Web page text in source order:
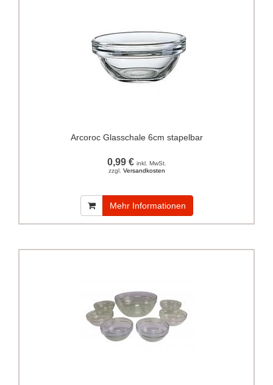
Arcoroc Glasschale 6cm stapelbar
0,99 € inkl. MwSt.
zzgl. Versandkosten
Mehr Informationen